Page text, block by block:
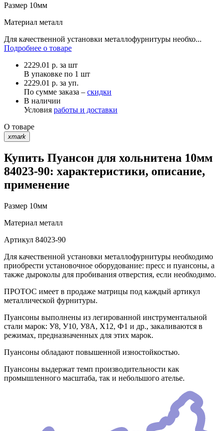
Размер 10мм
Материал металл
Для качественной установки металлофурнитуры необхо...
Подробнее о товаре
2229.01 р. за шт
В упаковке по 1 шт
2229.01 р. за уп.
По сумме заказа – скидки
В наличии
Условия работы и доставки
О товаре
xmark
Купить Пуансон для хольнитена 10мм
84023-90: характеристики, описание,
применение
Размер 10мм
Материал металл
Артикул 84023-90
Для качественной установки металлофурнитуры необходимо
приобрести установочное оборудование: пресс и пуансоны, а
также дыроколы для пробивания отверстия, если необходимо.
ПРОТОС имеет в продаже матрицы под каждый артикул
металлической фурнитуры.
Пуансоны выполнены из легированной инструментальной
стали марок: У8, У10, У8А, Х12, Ф1 и др., закаливаются в
режимах, предназначенных для этих марок.
Пуансоны обладают повышенной изностойкостью.
Пуансоны выдержат темп производительности как
промышленного масштаба, так и небольшого ателье.